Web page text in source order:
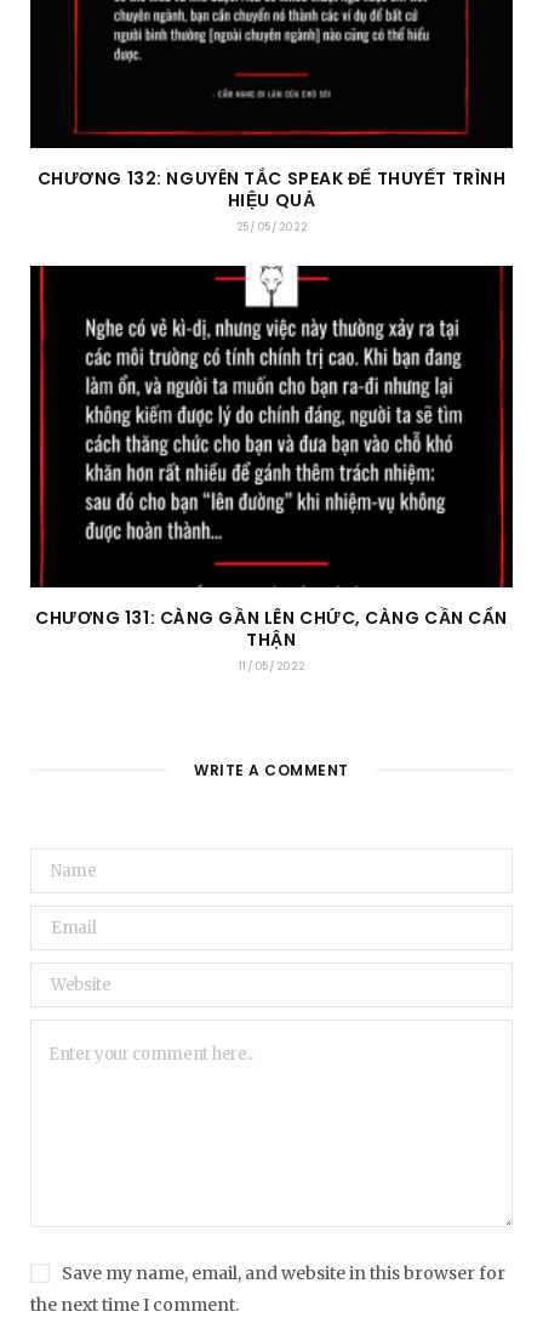
CHƯƠNG 132: NGUYÊN TẮC SPEAK ĐỂ THUYẾT TRÌNH
HIỆU QUẢ
25/05/2022
CHƯƠNG 131: CÀNG GẦN LÊN CHỨC, CÀNG CẦN CẨN
THẬN
11/05/2022
WRITE A COMMENT
Save my name, email, and website in this browser for
the next time I comment.